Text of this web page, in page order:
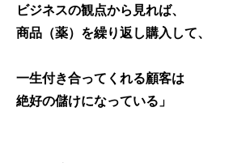
ビジネスの観点から見れば、
商品（薬）を繰り返し購入して、
一生付き合ってくれる顧客は
絶好の儲けになっている」